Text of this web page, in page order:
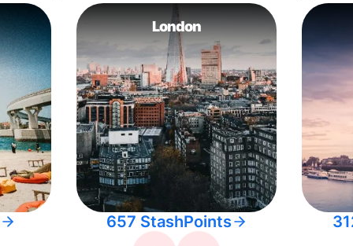
London
657 StashPoints